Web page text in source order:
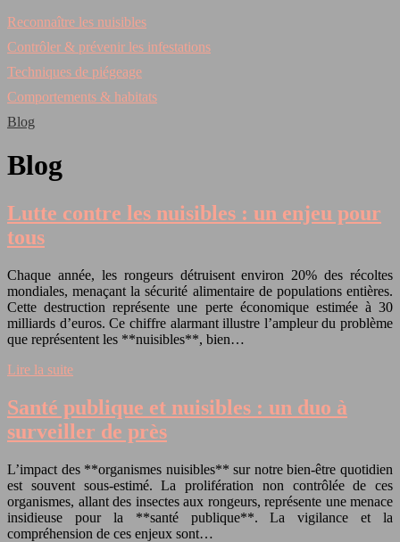
Reconnaître les nuisibles
Contrôler & prévenir les infestations
Techniques de piégeage
Comportements & habitats
Blog
Blog
Lutte contre les nuisibles : un enjeu pour
tous
Chaque année, les rongeurs détruisent environ 20% des récoltes
mondiales, menaçant la sécurité alimentaire de populations entières.
Cette destruction représente une perte économique estimée à 30
milliards d’euros. Ce chiffre alarmant illustre l’ampleur du problème
que représentent les **nuisibles**, bien…
Lire la suite
Santé publique et nuisibles : un duo à
surveiller de près
L’impact des **organismes nuisibles** sur notre bien-être quotidien
est souvent sous-estimé. La prolifération non contrôlée de ces
organismes, allant des insectes aux rongeurs, représente une menace
insidieuse pour la **santé publique**. La vigilance et la
compréhension de ces enjeux sont…